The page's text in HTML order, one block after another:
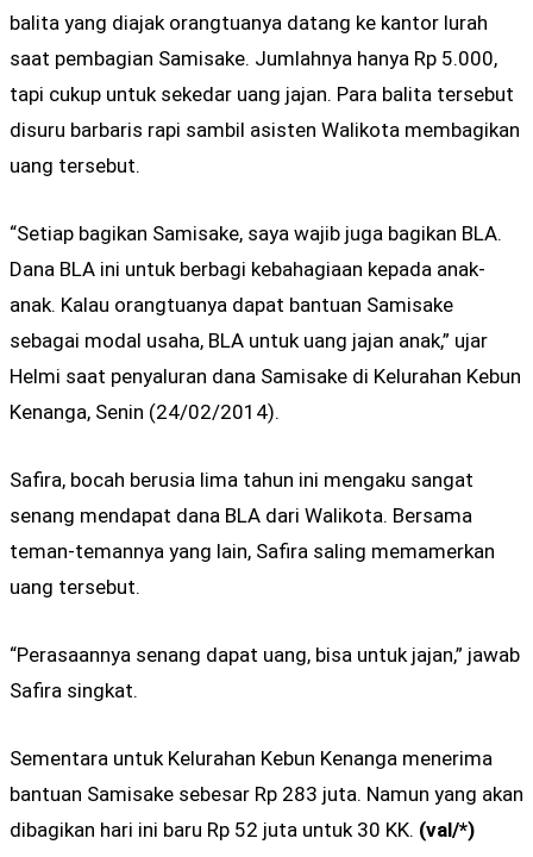
balita yang diajak orangtuanya datang ke kantor lurah
saat pembagian Samisake. Jumlahnya hanya Rp 5.000,
tapi cukup untuk sekedar uang jajan. Para balita tersebut
disuru barbaris rapi sambil asisten Walikota membagikan
uang tersebut.
“Setiap bagikan Samisake, saya wajib juga bagikan BLA.
Dana BLA ini untuk berbagi kebahagiaan kepada anak-
anak. Kalau orangtuanya dapat bantuan Samisake
sebagai modal usaha, BLA untuk uang jajan anak,” ujar
Helmi saat penyaluran dana Samisake di Kelurahan Kebun
Kenanga, Senin (24/02/2014).
Safira, bocah berusia lima tahun ini mengaku sangat
senang mendapat dana BLA dari Walikota. Bersama
teman-temannya yang lain, Safira saling memamerkan
uang tersebut.
“Perasaannya senang dapat uang, bisa untuk jajan,” jawab
Safira singkat.
Sementara untuk Kelurahan Kebun Kenanga menerima
bantuan Samisake sebesar Rp 283 juta. Namun yang akan
dibagikan hari ini baru Rp 52 juta untuk 30 KK. (val/*)